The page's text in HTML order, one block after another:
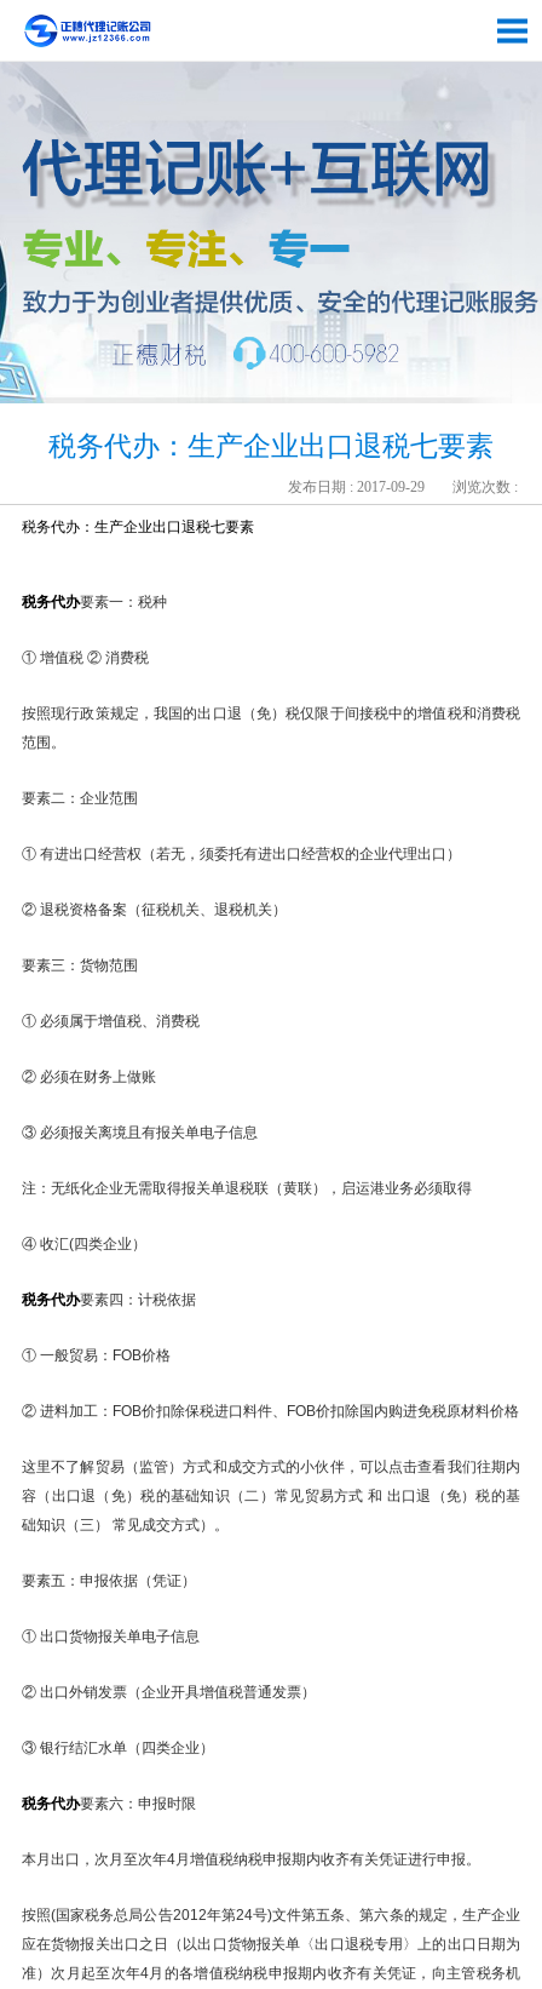
税务代办：生产企业出口退税七要素
发布日期 : 2017-09-29 浏览次数 :
税务代办：生产企业出口退税七要素
税务代办要素一：税种
① 增值税 ② 消费税
按照现行政策规定，我国的出口退（免）税仅限于间接税中的增值税和消费税
范围。
要素二：企业范围
① 有进出口经营权（若无，须委托有进出口经营权的企业代理出口）
② 退税资格备案（征税机关、退税机关）
要素三：货物范围
① 必须属于增值税、消费税
② 必须在财务上做账
③ 必须报关离境且有报关单电子信息
注：无纸化企业无需取得报关单退税联（黄联），启运港业务必须取得
④ 收汇(四类企业）
税务代办要素四：计税依据
① 一般贸易：FOB价格
② 进料加工：FOB价扣除保税进口料件、FOB价扣除国内购进免税原材料价格
这里不了解贸易（监管）方式和成交方式的小伙伴，可以点击查看我们往期内
容（出口退（免）税的基础知识（二）常见贸易方式 和 出口退（免）税的基
础知识（三） 常见成交方式）。
要素五：申报依据（凭证）
① 出口货物报关单电子信息
② 出口外销发票（企业开具增值税普通发票）
③ 银行结汇水单（四类企业）
税务代办要素六：申报时限
本月出口，次月至次年4月增值税纳税申报期内收齐有关凭证进行申报。
按照(国家税务总局公告2012年第24号)文件第五条、第六条的规定，生产企业
应在货物报关出口之日（以出口货物报关单〈出口退税专用〉上的出口日期为
准）次月起至次年4月的各增值税纳税申报期内收齐有关凭证，向主管税务机